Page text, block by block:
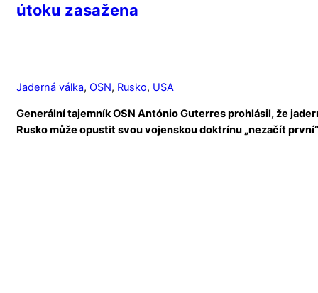
útoku zasažena
Jaderná válka, OSN, Rusko, USA
Generální tajemník OSN António Guterres prohlásil, že
Rusko může opustit svou vojenskou doktrínu „nezačít